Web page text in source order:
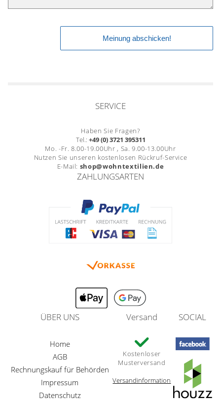
SERVICE
Haben Sie Fragen?
Tel.: +49 (0) 3721 395311
Mo. -Fr. 8.00-19.00Uhr , Sa. 9.00-13.00Uhr
Nutzen Sie unseren kostenlosen Rückruf-Service
E-Mail: shop@wohntextilien.de
ZAHLUNGSARTEN
ÜBER UNS
Home
AGB
Rechnungskauf für Behörden
Impressum
Datenschutz
Versand
Kostenloser
Musterversand
Versandinformation
SOCIAL